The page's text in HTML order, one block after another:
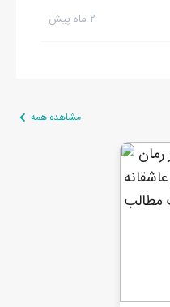
۲ ماه پیش
مشاهده همه